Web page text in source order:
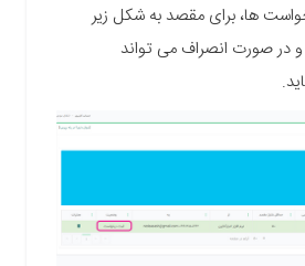
ها، برای مقصد به شکل زیر
در صورت انصراف می تواند